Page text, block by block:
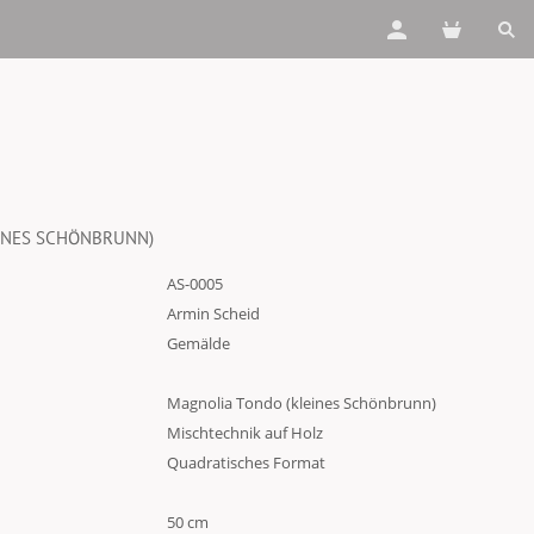
SCHÖNBRUNN)
AS-0005
Armin Scheid
Gemälde
Magnolia Tondo (kleines Schönbrunn)
Mischtechnik auf Holz
Quadratisches Format
50 cm